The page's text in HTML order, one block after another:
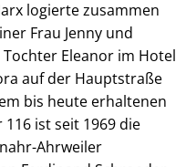
logierte zusammen
Frau Jenny und
Eleanor im Hotel
auf der Hauptstraße
bis heute erhaltenen
ist seit 1969 die
Ahrweiler